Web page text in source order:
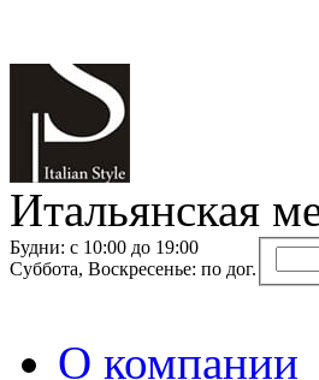
Итальянская
Будни: с 10:00 до 19:00
Суббота, Воскресенье: по дог.
О компании